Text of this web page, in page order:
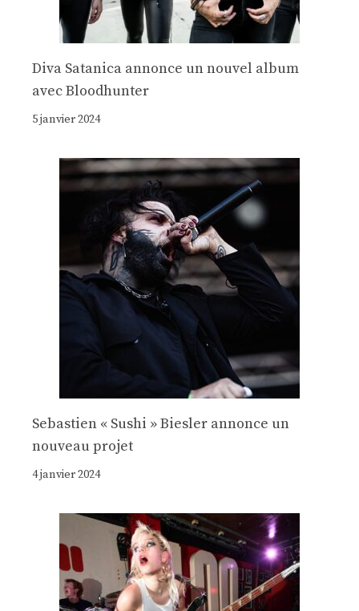
Diva Satanica annonce un nouvel album
avec Bloodhunter
5 janvier 2024
Sebastien « Sushi » Biesler annonce un
nouveau projet
4 janvier 2024